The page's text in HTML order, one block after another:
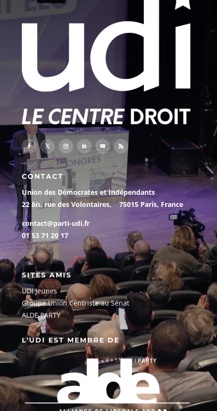
CONTACT
Union des Démocrates et Indépendants
22 bis, rue des Volontaires, 75015 Paris, France
contact@parti-udi.fr
01 53 71 20 17
SITES AMIS
UDI Jeunes
Groupe Union Centriste au Sénat
ALDE PARTY
L'UDI EST MEMBRE DE